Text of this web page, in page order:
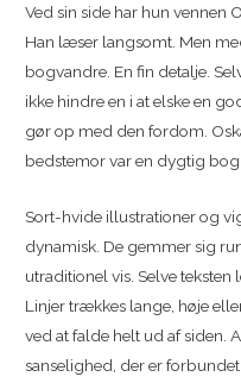
Ved sin side har hun vennen
Han læser langsomt. Men
bogvandre. En fin detalje.
ikke hindre en i at elske en
gør op med den fordom.
bedstemor var en dygtig
Sort-hvide illustrationer og
dynamisk. De gemmer sig
utraditionel vis. Selve teksten
Linjer trækkes lange, høje
ved at falde helt ud af siden.
sanselighed, der er